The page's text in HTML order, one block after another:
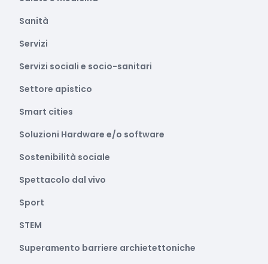
Sanità
Servizi
Servizi sociali e socio-sanitari
Settore apistico
Smart cities
Soluzioni Hardware e/o software
Sostenibilità sociale
Spettacolo dal vivo
Sport
STEM
Superamento barriere archietettoniche